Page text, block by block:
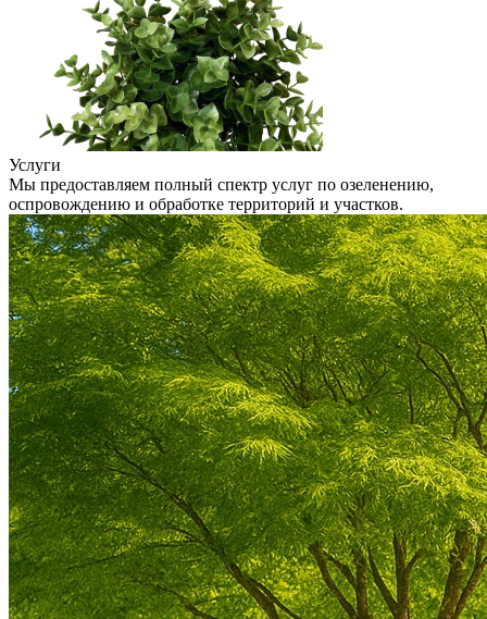
Услуги
Мы предоставляем полный спектр услуг по озеленению,
оспровождению и обработке территорий и участков.